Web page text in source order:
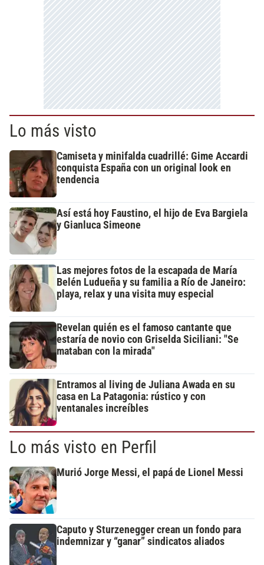
Lo más visto
Camiseta y minifalda cuadrillé: Gime Accardi
conquista España con un original look en
tendencia
Así está hoy Faustino, el hijo de Eva Bargiela
y Gianluca Simeone
Las mejores fotos de la escapada de María
Belén Ludueña y su familia a Río de Janeiro:
playa, relax y una visita muy especial
Revelan quién es el famoso cantante que
estaría de novio con Griselda Siciliani: "Se
mataban con la mirada"
Entramos al living de Juliana Awada en su
casa en La Patagonia: rústico y con
ventanales increíbles
Lo más visto en Perfil
Murió Jorge Messi, el papá de Lionel Messi
Caputo y Sturzenegger crean un fondo para
indemnizar y “ganar” sindicatos aliados